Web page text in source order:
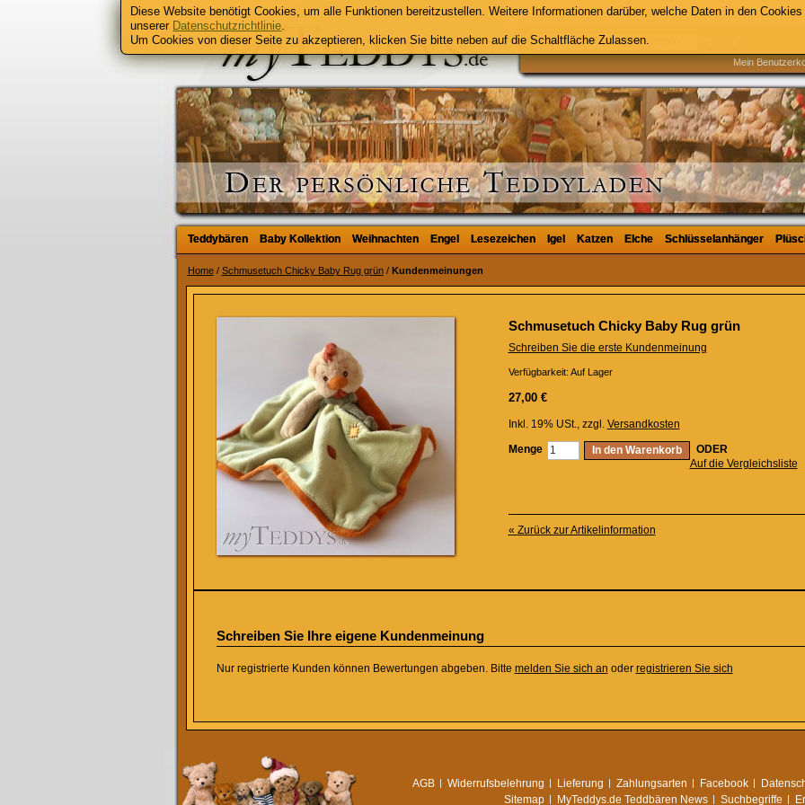
Teddybären Baby Kollektion Weihnachten Engel Lesezeichen Igel Katzen Elche Schlüsselanhänger
Teddybären Baby Kollektion Weihnachten Engel Lesezeichen Igel Katzen Elche Schlüsselanhänger
Mein
Home / Schmusetuch Chicky Baby Rug grün / Kundenmeinungen
Schmusetuch Chicky Baby Rug grün
Schreiben Sie die erste Kundenmeinung
Verfügbarkeit: Auf Lager
27,00 €
Inkl. 19% USt., zzgl. Versandkosten
Menge
In den Warenkorb
ODER
Auf die Vergleichsliste
« Zurück zur Artikelinformation
Schreiben Sie Ihre eigene Kundenmeinung
Nur registrierte Kunden können Bewertungen abgeben. Bitte melden Sie sich an oder registrieren Sie sich
AGB Widerrufsbelehrung Lieferung Zahlungsarten Facebook
Sitemap
MyTeddys.de Teddbären News Suchbegriffe
Diese Website benötigt Cookies, um alle Funktionen bereitzustellen. Weitere Informationen darüber, welche Daten in den
unserer Datenschutzrichtlinie.
Um Cookies von dieser Seite zu akzeptieren, klicken Sie bitte neben auf die Schaltfläche Zulassen.